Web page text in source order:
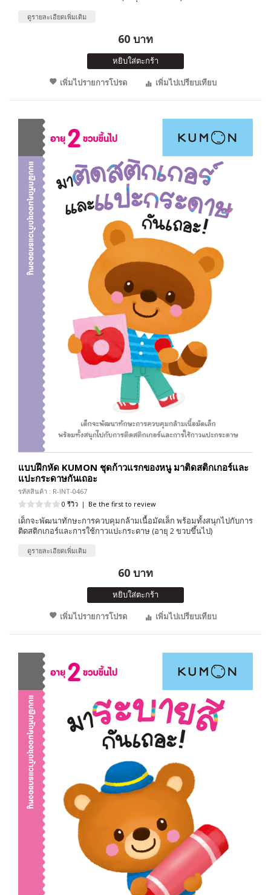
ดูรายละเอียดเพิ่มเติม
60 บาท
หยิบใส่ตะกร้า
เพิ่มไปรายการโปรด
เพิ่มไปเปรียบเทียบ
แบบฝึกหัด KUMON ชุดก้าวแรกของหนู มาติดสติกเกอร์และ
แปะกระดาษกันเถอะ
รหัสสินค้า : R-INT-0467
0 รีวิว | Be the first to review
เด็กจะพัฒนาทักษะการควบคุมกล้ามเนื้อมัดเล็ก พร้อมทั้งสนุกไปกับการ
ติดสติกเกอร์และการใช้กาวแปะกระดาษ (อายุ 2 ขวบขึ้นไป)
ดูรายละเอียดเพิ่มเติม
60 บาท
หยิบใส่ตะกร้า
เพิ่มไปรายการโปรด
เพิ่มไปเปรียบเทียบ